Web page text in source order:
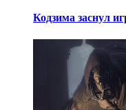
Кодзима заснул